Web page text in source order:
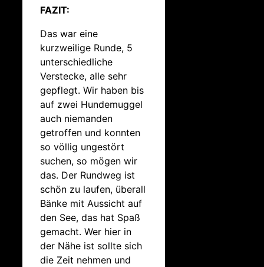
FAZIT:
Das war eine
kurzweilige Runde, 5
unterschiedliche
Verstecke, alle sehr
gepflegt. Wir haben bis
auf zwei Hundemuggel
auch niemanden
getroffen und konnten
so völlig ungestört
suchen, so mögen wir
das. Der Rundweg ist
schön zu laufen, überall
Bänke mit Aussicht auf
den See, das hat Spaß
gemacht. Wer hier in
der Nähe ist sollte sich
die Zeit nehmen und